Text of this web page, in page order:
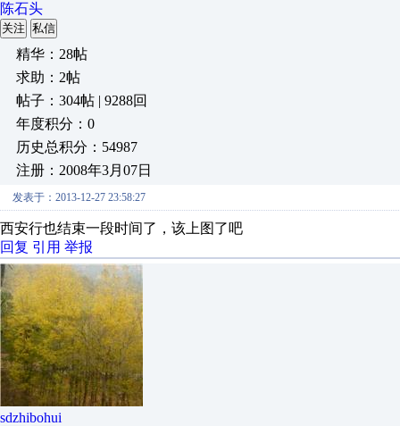
陈石头
关注 私信
精华：28帖
求助：2帖
帖子：304帖 | 9288回
年度积分：0
历史总积分：54987
注册：2008年3月07日
发表于：2013-12-27 23:58:27
西安行也结束一段时间了，该上图了吧
回复 引用 举报
sdzhibohui